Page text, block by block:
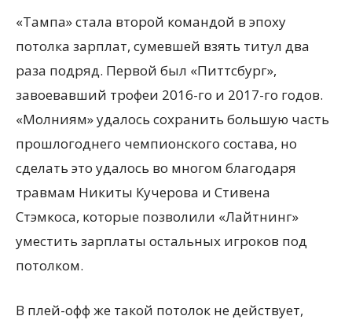
«Тампа» стала второй командой в эпоху
потолка зарплат, сумевшей взять титул два
раза подряд. Первой был «Питтсбург»,
завоевавший трофеи 2016-го и 2017-го годов.
«Молниям» удалось сохранить большую часть
прошлогоднего чемпионского состава, но
сделать это удалось во многом благодаря
травмам Никиты Кучерова и Стивена
Стэмкоса, которые позволили «Лайтнинг»
уместить зарплаты остальных игроков под
потолком.
В плей-офф же такой потолок не действует,